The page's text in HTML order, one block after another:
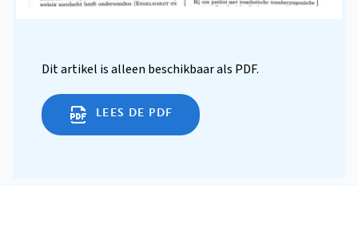
Dit artikel is alleen beschikbaar als PDF.
LEES DE PDF